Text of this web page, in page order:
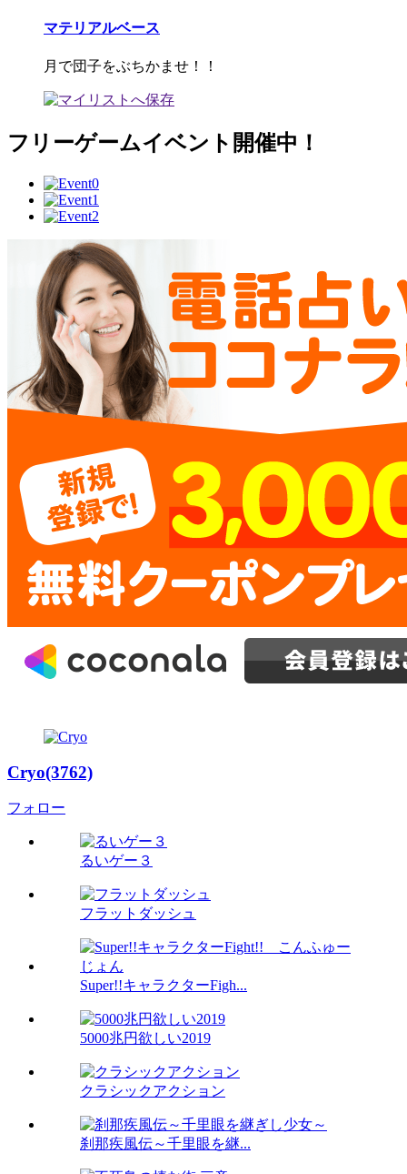
マテリアルベース
月で団子をぶちかませ！！
フリーゲームイベント開催中！
Cryo(3762)
フォロー
るいゲー３
フラットダッシュ
Super!!キャラクターFigh...
5000兆円欲しい2019
クラシックアクション
刹那疾風伝～千里眼を継...